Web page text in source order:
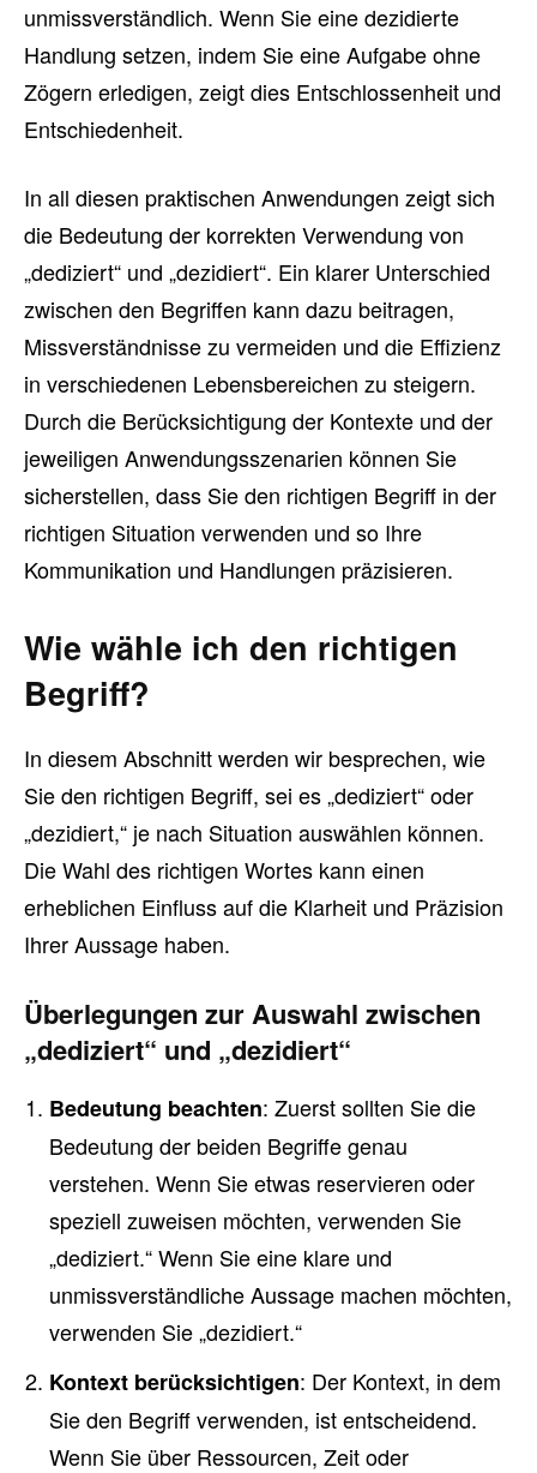
unmissverständlich. Wenn Sie eine dezidierte
Handlung setzen, indem Sie eine Aufgabe ohne
Zögern erledigen, zeigt dies Entschlossenheit und
Entschiedenheit.
In all diesen praktischen Anwendungen zeigt sich
die Bedeutung der korrekten Verwendung von
„dediziert“ und „dezidiert“. Ein klarer Unterschied
zwischen den Begriffen kann dazu beitragen,
Missverständnisse zu vermeiden und die Effizienz
in verschiedenen Lebensbereichen zu steigern.
Durch die Berücksichtigung der Kontexte und der
jeweiligen Anwendungsszenarien können Sie
sicherstellen, dass Sie den richtigen Begriff in der
richtigen Situation verwenden und so Ihre
Kommunikation und Handlungen präzisieren.
Wie wähle ich den richtigen
Begriff?
In diesem Abschnitt werden wir besprechen, wie
Sie den richtigen Begriff, sei es „dediziert“ oder
„dezidiert,“ je nach Situation auswählen können.
Die Wahl des richtigen Wortes kann einen
erheblichen Einfluss auf die Klarheit und Präzision
Ihrer Aussage haben.
Überlegungen zur Auswahl zwischen
„dediziert“ und „dezidiert“
Bedeutung beachten: Zuerst sollten Sie die
Bedeutung der beiden Begriffe genau
verstehen. Wenn Sie etwas reservieren oder
speziell zuweisen möchten, verwenden Sie
„dediziert.“ Wenn Sie eine klare und
unmissverständliche Aussage machen möchten,
verwenden Sie „dezidiert.“
Kontext berücksichtigen: Der Kontext, in dem
Sie den Begriff verwenden, ist entscheidend.
Wenn Sie über Ressourcen, Zeit oder